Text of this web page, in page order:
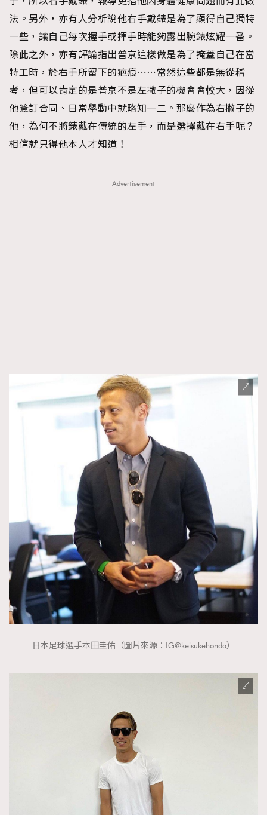
AFrenchMind
DressLikeAParisienne
EmpowerF
FashionWeek FigaroAesthetic
法。另外，亦有人分析說他右手戴錶是為了顯得自己獨特
一些，讓自己每次握手或揮手時能夠露出腕錶炫耀一番。
除此之外，亦有評論指出普京這樣做是為了掩蓋自己在當
特工時，於右手所留下的疤痕⋯⋯當然這些都是無從稽
考，但可以肯定的是普京不是左撇子的機會會較大，因從
他簽訂合同、日常舉動中就略知一二。那麼作為右撇子的
他，為何不將錶戴在傳統的左手，而是選擇戴在右手呢？
相信就只得他本人才知道！
Advertisement
日本足球選手本田圭佑（圖片來源：IG@keisukehonda）